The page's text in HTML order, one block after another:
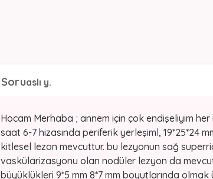
Soruaslı y.
Hocam Merhaba ; annem için çok endişeliyim
saat 6-7 hizasında periferik yerleşiml, 19*25*24
kitlesel lezon mevcuttur. bu lezyonun sağ
vaskülarizasyonu olan nodüler lezyon da
büyüklükleri 9*5 mm 8*7 mm boyutlarında